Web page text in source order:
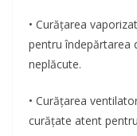
• Curățarea
pentru îndepărtarea
neplăcute.
• Curățarea
curățate atent